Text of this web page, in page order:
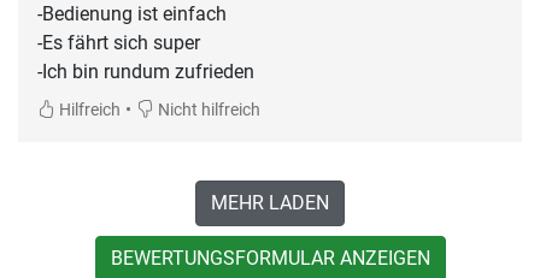
-Bedienung ist einfach
-Es fährt sich super
-Ich bin rundum zufrieden
Hilfreich • Nicht hilfreich
MEHR LADEN
BEWERTUNGSFORMULAR ANZEIGEN